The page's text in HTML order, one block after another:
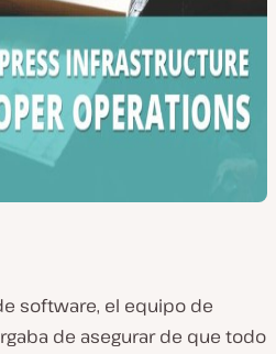
software, el equipo de
de asegurar de que todo